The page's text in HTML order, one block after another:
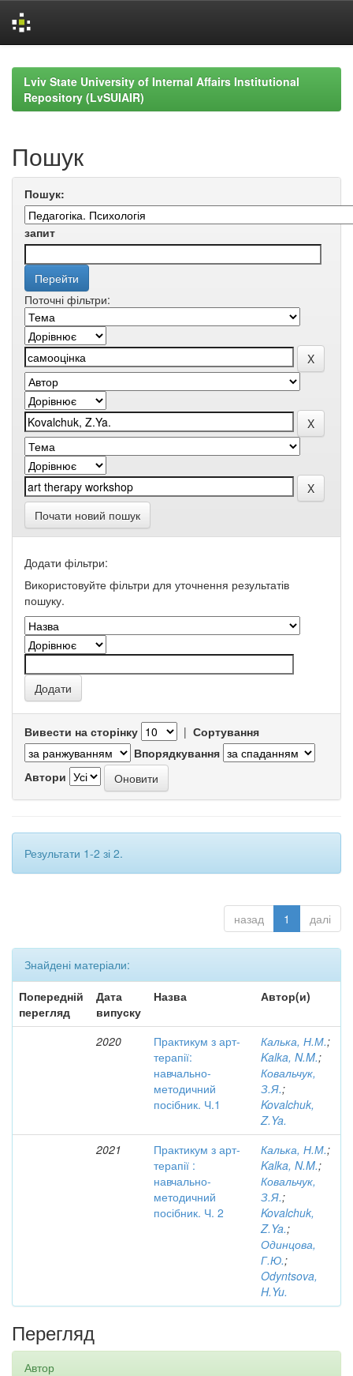
navigationLviv State University of Internal Affairs Institutional
Repository (LvSUIAIR)
Пошук
Пошук:
запит
Поточні фільтри:
Почати новий пошук
Додати фільтри:
Використовуйте фільтри для уточнення результатів
пошуку.
Вивести на сторінку | Сортування
Впорядкування
Автори
Результати 1-2 зі 2.
назад 1 далі
Знайдені матеріали:
Попередній
перегляд
Дата
випуску
Назва Автор(и)
2020
Практикум з арт-
терапії:
навчально-
методичний
посібник. Ч.1
Калька, Н.М.;
Kalka, N.M.;
Ковальчук,
З.Я.;
Kovalchuk,
Z.Ya.
2021
Практикум з арт-
терапії :
навчально-
методичний
посібник. Ч. 2
Калька, Н.М.;
Kalka, N.M.;
Ковальчук,
З.Я.;
Kovalchuk,
Z.Ya.;
Одинцова,
Г.Ю.;
Odyntsova,
H.Yu.
Перегляд
Автор